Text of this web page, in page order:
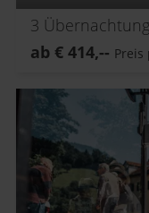
3
ab € 414,-- Preis